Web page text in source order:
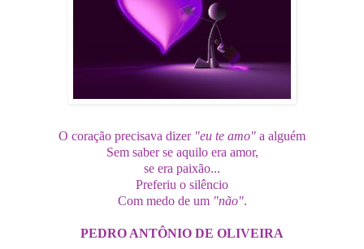
O coração precisava dizer "eu te amo" a alguém
Sem saber se aquilo era amor,
se era paixão...
Preferiu o silêncio
Com medo de um "não".
PEDRO ANTÔNIO DE OLIVEIRA